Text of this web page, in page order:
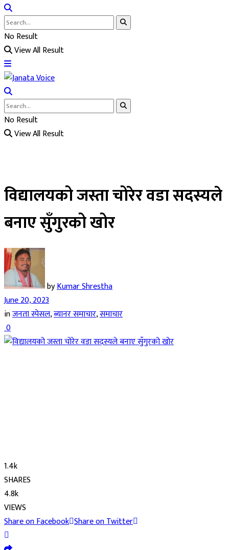
No Result
View All Result
No Result
View All Result
विद्यालयको जस्ता चोरेर वडा सदस्यले
बनाए सुँगुरको खोर
byKumar Shrestha
June 20, 2023
inजनता स्पेसल,ब्यानर समाचार,समाचार
0
1.4k
SHARES
4.8k
VIEWS
Share on Facebook Share on Twitter